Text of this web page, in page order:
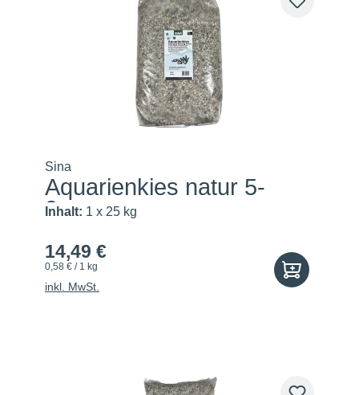
Sina
Aquarienkies natur 5-
8mm
Inhalt: 1 x 25 kg
14,49 €
0,58 € / 1 kg
inkl. MwSt.